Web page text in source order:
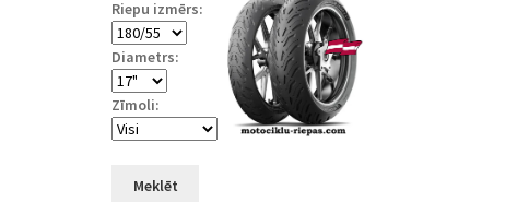
Riepu izmērs:
Diametrs:
Zīmoli:
Meklēt